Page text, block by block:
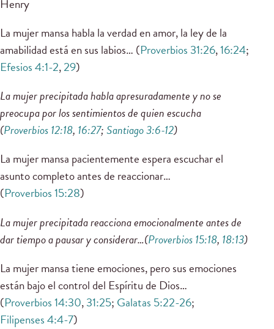
Henry
La mujer mansa habla la verdad en amor, la ley de la
amabilidad está en sus labios… (Proverbios 31:26,16:24;
Efesios 4:1-2,29)
La mujer precipitada habla apresuradamente y no se
preocupa por los sentimientos de quien escucha
(Proverbios 12:18, 16:27;Santiago 3:6-12)
La mujer mansa pacientemente espera escuchar el
asunto completo antes de reaccionar…
(Proverbios 15:28)
La mujer precipitada reacciona emocionalmente antes de
dar tiempo a pausar y considerar…(Proverbios 15:18, 18:13)
La mujer mansa tiene emociones, pero sus emociones
están bajo el control del Espíritu de Dios…
(Proverbios 14:30,31:25; Galatas 5:22-26;
Filipenses 4:4-7)